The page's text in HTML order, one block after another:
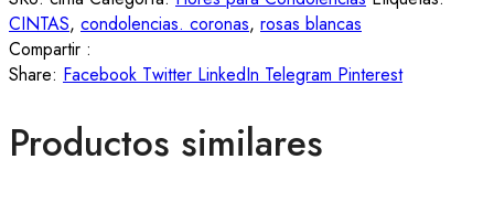
CINTAS, condolencias. coronas, rosas blancas
Compartir :
Share: Facebook Twitter LinkedIn Telegram Pinterest
Productos similares